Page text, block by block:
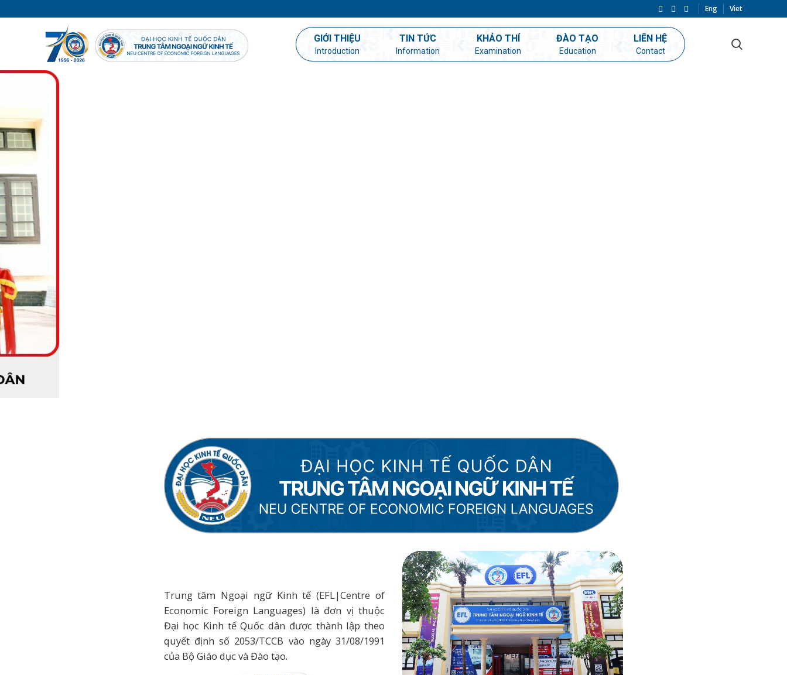
Eng Viet
GIỚI THIỆU
Introduction
TIN TỨC
Information
KHẢO THÍ
Examination
ĐÀO TẠO
Education
LIÊN HỆ
Contact
Trung tâm Ngoại ngữ Kinh tế (EFL|Centre of
Economic Foreign Languages) là đơn vị thuộc
Đại học Kinh tế Quốc dân được thành lập theo
quyết định số 2053/TCCB vào ngày 31/08/1991
của Bộ Giáo dục và Đào tạo.